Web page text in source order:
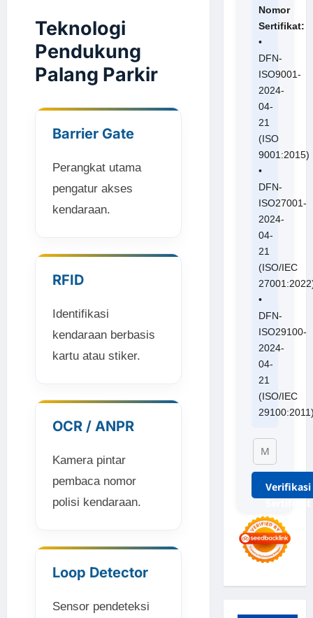
Teknologi
Pendukung
Palang Parkir
Barrier Gate
Perangkat utama
pengatur akses
kendaraan.
RFID
Identifikasi
kendaraan berbasis
kartu atau stiker.
OCR / ANPR
Kamera pintar
pembaca nomor
polisi kendaraan.
Loop Detector
Sensor pendeteksi
Nomor
Sertifikat:
•
DFN-
ISO9001-
2024-
04-
21
(ISO
9001:2015)
•
DFN-
ISO27001-
2024-
04-
21
(ISO/IEC
•
DFN-
ISO29100-
2024-
04-
21
(ISO/IEC
Verifikasi
Sertifikat